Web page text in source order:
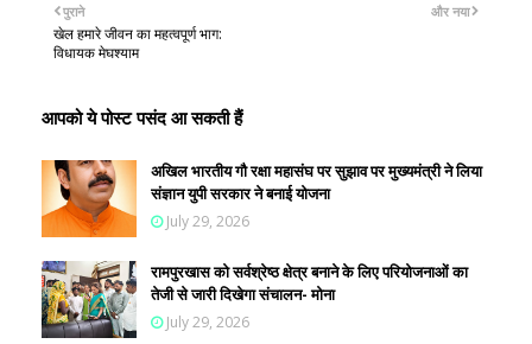
और नया
पुराने
खेल हमारे जीवन का महत्वपूर्ण भाग:
विधायक मेघश्याम
आपको ये पोस्ट पसंद आ सकती हैं
अखिल भारतीय गौ रक्षा महासंघ पर सुझाव पर मुख्यमंत्री ने लिया
संज्ञान युपी सरकार ने बनाई योजना
July 29, 2026
रामपुरखास को सर्वश्रेष्ठ क्षेत्र बनाने के लिए परियोजनाओं का
तेजी से जारी दिखेगा संचालन- मोना
July 29, 2026